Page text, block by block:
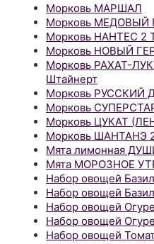
Морковь МАРШАЛ
Морковь МЕДОВЫЙ
Морковь НАНТЕС 2
Морковь НОВЫЙ
Морковь РАХАТ-
Штайнерт
Морковь РУССКИЙ
Морковь
Морковь ЦУКАТ
Морковь ШАНТАНЭ
Мята лимонная
Мята МОРОЗНОЕ
Набор овощей
Набор овощей
Набор овощей
Набор овощей
Набор овощей